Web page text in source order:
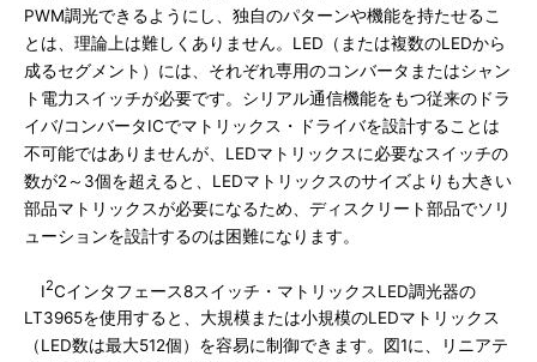
PWM調光できるようにし、独自のパターンや機能を持たせるこ
とは、理論上は難しくありません。LED（または複数のLEDから
成るセグメント）には、それぞれ専用のコンバータまたはシャン
ト電力スイッチが必要です。シリアル通信機能をもつ従来のドラ
イバ/コンバータICでマトリックス・ドライバを設計することは
不可能ではありませんが、LEDマトリックスに必要なスイッチの
数が2～3個を超えると、LEDマトリックスのサイズよりも大きい
部品マトリックスが必要になるため、ディスクリート部品でソリ
ューションを設計するのは困難になります。
I2Cインタフェース8スイッチ・マトリックスLED調光器の
LT3965を使用すると、大規模または小規模のLEDマトリックス
（LED数は最大512個）を容易に制御できます。図1に、リニアテ